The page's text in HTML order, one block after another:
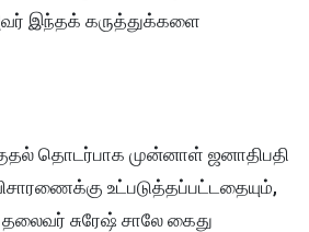
இந்தக் கருத்துக்களை
தொடர்பாக முன்னாள் ஜனாதிபதி
உட்படுத்தப்பட்டதையும்,
சுரேஷ் சாலே கைது